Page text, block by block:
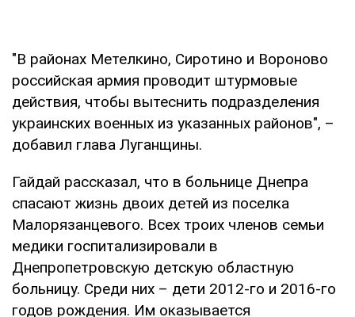
"В районах Метелкино, Сиротино и Вороново
российская армия проводит штурмовые
действия, чтобы вытеснить подразделения
украинских военных из указанных районов", –
добавил глава Луганщины.
Гайдай рассказал, что в больнице Днепра
спасают жизнь двоих детей из поселка
Малорязанцевого. Всех троих членов семьи
медики госпитализировали в
Днепропетровскую детскую областную
больницу. Среди них – дети 2012-го и 2016-го
годов рождения. Им оказывается